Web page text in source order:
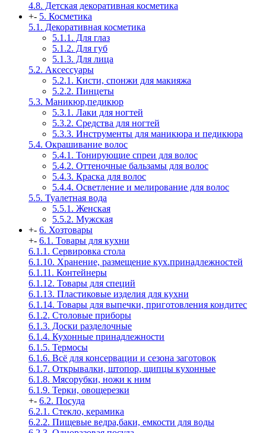
4.8. Детская декоративная косметика
+- 5. Косметика
5.1. Декоративная косметика
5.1.1. Для глаз
5.1.2. Для губ
5.1.3. Для лица
5.2. Аксессуары
5.2.1. Кисти, спонжи для макияжа
5.2.2. Пинцеты
5.3. Маникюр,педикюр
5.3.1. Лаки для ногтей
5.3.2. Средства для ногтей
5.3.3. Инструменты для маникюра и педикюра
5.4. Окрашивание волос
5.4.1. Тонирующие спреи для волос
5.4.2. Оттеночные бальзамы для волос
5.4.3. Краска для волос
5.4.4. Осветление и мелирование для волос
5.5. Туалетная вода
5.5.1. Женская
5.5.2. Мужская
+- 6. Хозтовары
+- 6.1. Товары для кухни
6.1.1. Сервировка стола
6.1.10. Хранение, размещение кух.принадлежностей
6.1.11. Контейнеры
6.1.12. Товары для специй
6.1.13. Пластиковые изделия для кухни
6.1.14. Товары для выпечки, приготовления кондитес
6.1.2. Столовые приборы
6.1.3. Доски разделочные
6.1.4. Кухонные принадлежности
6.1.5. Термосы
6.1.6. Всё для консервации и сезона заготовок
6.1.7. Открывалки, штопор, щипцы кухонные
6.1.8. Мясорубки, ножи к ним
6.1.9. Терки, овощерезки
+- 6.2. Посуда
6.2.1. Стекло, керамика
6.2.2. Пищевые ведра,баки, емкости для воды